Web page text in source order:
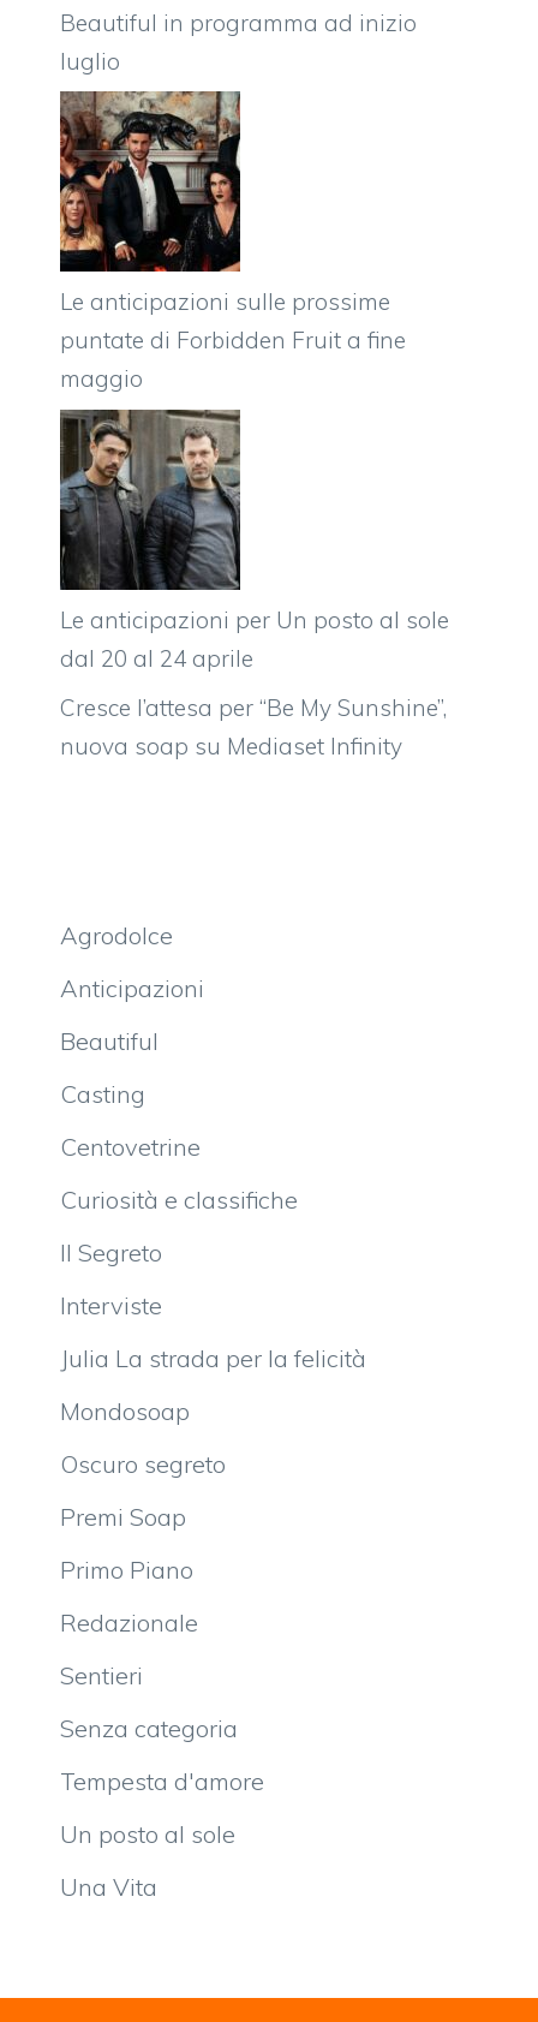
Beautiful in programma ad inizio
luglio
Le anticipazioni sulle prossime
puntate di Forbidden Fruit a fine
maggio
Le anticipazioni per Un posto al sole
dal 20 al 24 aprile
Cresce l’attesa per “Be My Sunshine”,
nuova soap su Mediaset Infinity
Agrodolce
Anticipazioni
Beautiful
Casting
Centovetrine
Curiosità e classifiche
Il Segreto
Interviste
Julia La strada per la felicità
Mondosoap
Oscuro segreto
Premi Soap
Primo Piano
Redazionale
Sentieri
Senza categoria
Tempesta d'amore
Un posto al sole
Una Vita